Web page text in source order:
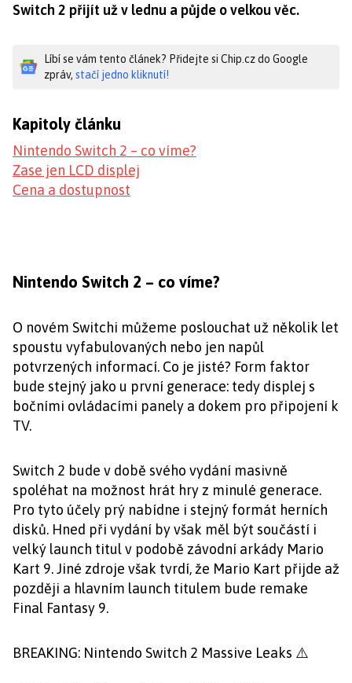
Switch 2 přijít už v lednu a půjde o velkou věc.
Líbí se vám tento článek? Přidejte si Chip.cz do Google
zpráv, stačí jedno kliknutí!
Kapitoly článku
Nintendo Switch 2 – co víme?
Zase jen LCD displej
Cena a dostupnost
Nintendo Switch 2 – co víme?
O novém Switchi můžeme poslouchat už několik let
spoustu vyfabulovaných nebo jen napůl
potvrzených informací. Co je jisté? Form faktor
bude stejný jako u první generace: tedy displej s
bočními ovládacími panely a dokem pro připojení k
TV.
Switch 2 bude v době svého vydání masivně
spoléhat na možnost hrát hry z minulé generace.
Pro tyto účely prý nabídne i stejný formát herních
disků. Hned při vydání by však měl být součástí i
velký launch titul v podobě závodní arkády Mario
Kart 9. Jiné zdroje však tvrdí, že Mario Kart přijde až
později a hlavním launch titulem bude remake
Final Fantasy 9.
BREAKING: Nintendo Switch 2 Massive Leaks ⚠️